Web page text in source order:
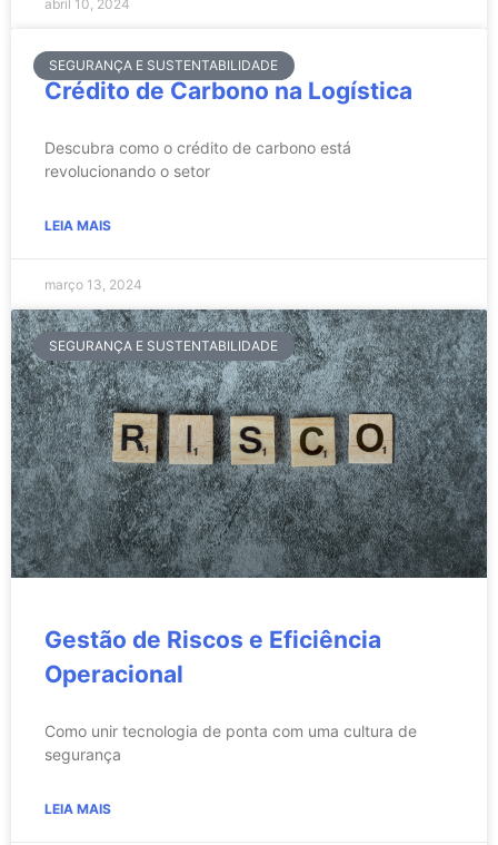
abril 10, 2024
SEGURANÇA E SUSTENTABILIDADE
Crédito de Carbono na Logística
Descubra como o crédito de carbono está
revolucionando o setor
LEIA MAIS
março 13, 2024
SEGURANÇA E SUSTENTABILIDADE
Gestão de Riscos e Eficiência
Operacional
Como unir tecnologia de ponta com uma cultura de
segurança
LEIA MAIS